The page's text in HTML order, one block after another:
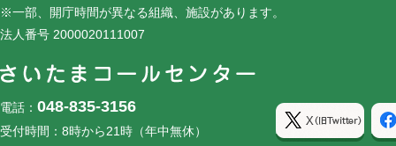
※一部、開庁時間が異なる組織、施設があります。
法人番号 2000020111007
電話： 048-835-3156
受付時間：8時から21時（年中無休）